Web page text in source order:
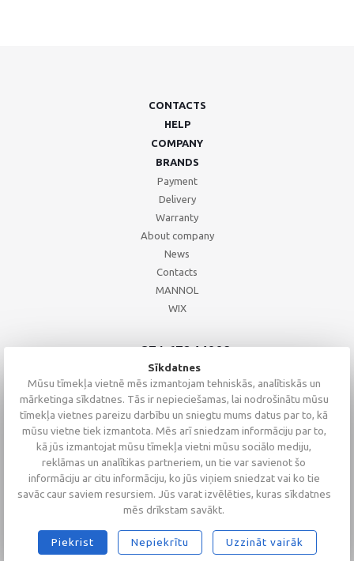
CONTACTS
HELP
COMPANY
BRANDS
Payment
Delivery
Warranty
About company
News
Contacts
MANNOL
WIX
+371 67244008
+371 67271055
+371 26002793
2026 © Altaserviss SIA
Sīkdatnes
Mūsu tīmekļa vietnē mēs izmantojam tehniskās, analītiskās un
mārketinga sīkdatnes. Tās ir nepieciešamas, lai nodrošinātu mūsu
tīmekļa vietnes pareizu darbību un sniegtu mums datus par to, kā
mūsu vietne tiek izmantota. Mēs arī sniedzam informāciju par to,
kā jūs izmantojat mūsu tīmekļa vietni mūsu sociālo mediju,
reklāmas un analītikas partneriem, un tie var savienot šo
informāciju ar citu informāciju, ko jūs viņiem sniedzat vai ko tie
savāc caur saviem resursiem. Jūs varat izvēlēties, kuras sīkdatnes
mēs drīkstam savākt.
Piekrist Nepiekrītu Uzzināt vairāk